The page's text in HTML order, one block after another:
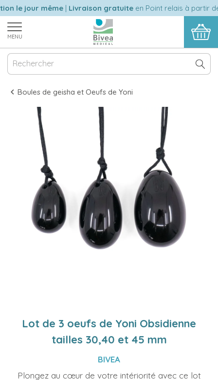
le jour même|Livraison gratuiteen Point relais à partir de
MENU
Boules de geisha et Oeufs de Yoni
Lot de 3 oeufs de Yoni Obsidienne
tailles 30,40 et 45 mm
BIVEA
Plongez au cœur de votre intériorité avec ce lot